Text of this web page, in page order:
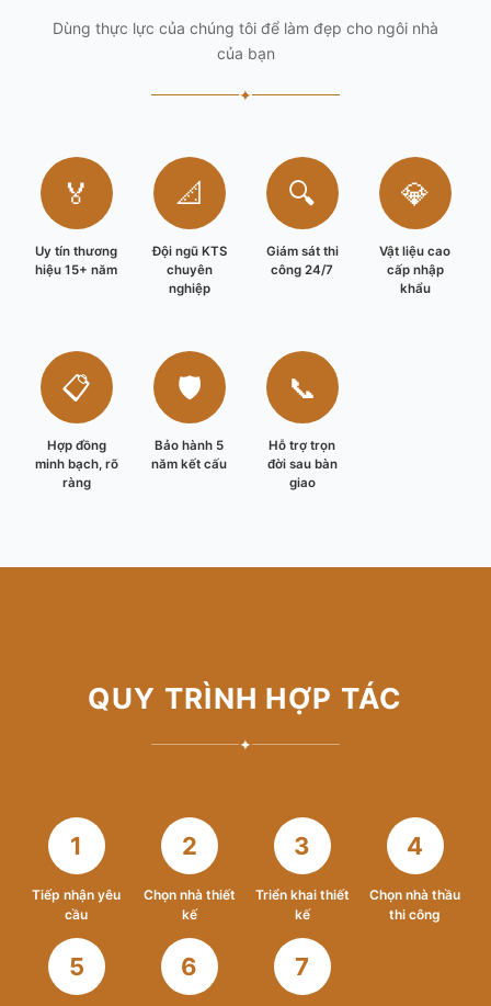
Dùng thực lực của chúng tôi để làm đẹp cho ngôi nhà
của bạn
✦
🏅
Uy tín thương
hiệu 15+ năm
📐
Đội ngũ KTS
chuyên
nghiệp
🔍
Giám sát thi
công 24/7
💎
Vật liệu cao
cấp nhập
khẩu
📋
Hợp đồng
minh bạch, rõ
ràng
🛡️
Bảo hành 5
năm kết cấu
📞
Hỗ trợ trọn
đời sau bàn
giao
QUY TRÌNH HỢP TÁC
✦
1
Tiếp nhận yêu
cầu
2
Chọn nhà thiết
kế
3
Triển khai thiết
kế
4
Chọn nhà thầu
thi công
5 6 7